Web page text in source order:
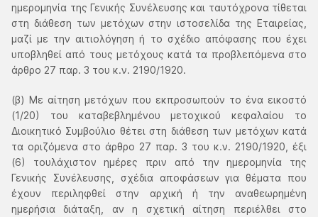
ημερομηνία της Γενικής Συνέλευσης και ταυτόχρονα τίθεται
στη διάθεση των μετόχων στην ιστοσελίδα της Εταιρείας,
μαζί με την αιτιολόγηση ή το σχέδιο απόφασης που έχει
υποβληθεί από τους μετόχους κατά τα προβλεπόμενα στο
άρθρο 27 παρ. 3 του κ.ν. 2190/1920.
(β) Με αίτηση μετόχων που εκπροσωπούν το ένα εικοστό
(1/20) του καταβεβλημένου μετοχικού κεφαλαίου το
Διοικητικό Συμβούλιο θέτει στη διάθεση των μετόχων κατά
τα οριζόμενα στο άρθρο 27 παρ. 3 του κ.ν. 2190/1920, έξι
(6) τουλάχιστον ημέρες πριν από την ημερομηνία της
Γενικής Συνέλευσης, σχέδια αποφάσεων για θέματα που
έχουν περιληφθεί στην αρχική ή την αναθεωρημένη
ημερήσια διάταξη, αν η σχετική αίτηση περιέλθει στο